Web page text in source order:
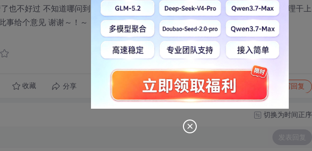
也不好过 不知道哪问到问题了 反正就是没一个进度表 一推再推 昨天还与技术经理干上
事给个意见 谢谢～！～
收藏 分享 转发到动态 举报 写回复
切换为时间正序
发表回复